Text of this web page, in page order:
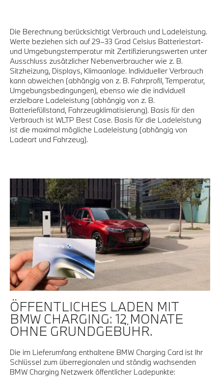
Die Berechnung berücksichtigt Verbrauch und Ladeleistung.
Werte beziehen sich auf 29–33 Grad Celsius Batteriestart-
und Umgebungstemperatur mit Zertifizierungswerten unter
Ausschluss zusätzlicher Nebenverbraucher wie z. B.
Sitzheizung, Displays, Klimaanlage. Individueller Verbrauch
kann abweichen (abhängig von z. B. Fahrprofil, Temperatur,
Umgebungsbedingungen), ebenso wie die individuell
erzielbare Ladeleistung (abhängig von z. B.
Batteriefüllstand, Fahrzeugklimatisierung). Basis für den
Verbrauch ist WLTP Best Case. Basis für die Ladeleistung
ist die maximal mögliche Ladeleistung (abhängig von
Ladeart und Fahrzeug).
ÖFFENTLICHES LADEN MIT
BMW CHARGING: 12 MONATE
OHNE GRUNDGEBÜHR.
Die im Lieferumfang enthaltene BMW Charging Card ist Ihr
Schlüssel zum überregionalen und ständig wachsenden
BMW Charging Netzwerk öffentlicher Ladepunkte: